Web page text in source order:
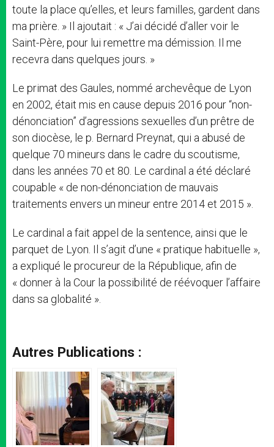
toute la place qu’elles, et leurs familles, gardent dans
ma prière. » Il ajoutait : « J’ai décidé d’aller voir le
Saint-Père, pour lui remettre ma démission. Il me
recevra dans quelques jours. »
Le primat des Gaules, nommé archevêque de Lyon
en 2002, était mis en cause depuis 2016 pour “non-
dénonciation” d’agressions sexuelles d’un prêtre de
son diocèse, le p. Bernard Preynat, qui a abusé de
quelque 70 mineurs dans le cadre du scoutisme,
dans les années 70 et 80. Le cardinal a été déclaré
coupable « de non-dénonciation de mauvais
traitements envers un mineur entre 2014 et 2015 ».
Le cardinal a fait appel de la sentence, ainsi que le
parquet de Lyon. Il s’agit d’une « pratique habituelle »,
a expliqué le procureur de la République, afin de
« donner à la Cour la possibilité de réévoquer l’affaire
dans sa globalité ».
Autres Publications :